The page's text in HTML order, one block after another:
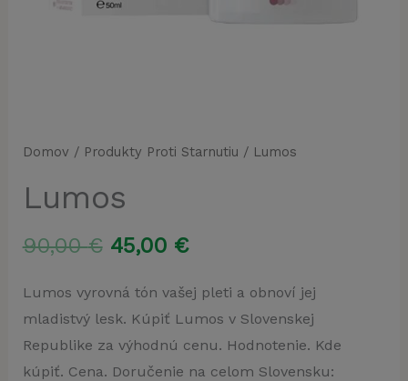
Domov / Produkty Proti Starnutiu / Lumos
Lumos
90,00€ Pôvodná
cena
bola:
90,00 €.
45,00 €Aktuálna
cena
je:
45,00 €.
Lumos vyrovná tón vašej pleti a obnoví jej
mladistvý lesk. Kúpiť Lumos v Slovenskej
Republike za výhodnú cenu. Hodnotenie. Kde
kúpiť. Cena. Doručenie na celom Slovensku: